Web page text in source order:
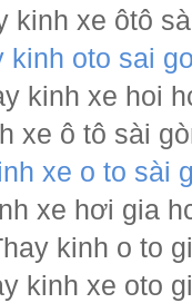
kinh xe ôtô
kinh oto sai
kinh xe hoi
xe ô tô sài
xe o to sài
xe hơi gia
kinh o to
kinh xe oto